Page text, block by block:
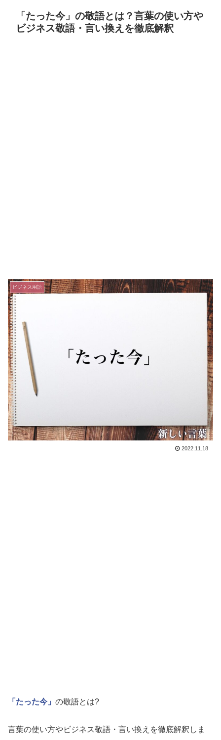
「たった今」の敬語とは？言葉の使い方や
ビジネス敬語・言い換えを徹底解釈
ビジネス用語
2022.11.18
「たった今」 の敬語とは?
言葉の使い方やビジネス敬語・言い換えを徹底解釈しま